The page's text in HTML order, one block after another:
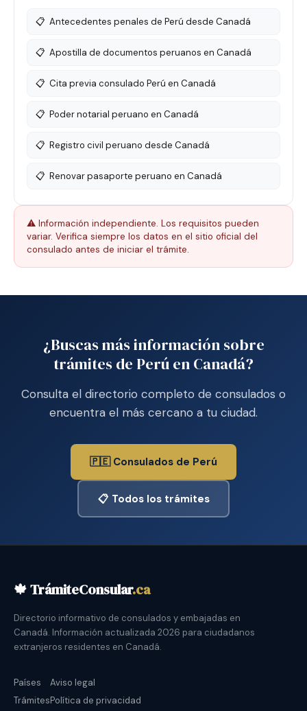
📋 Antecedentes penales de Perú desde Canadá
📋 Apostilla de documentos peruanos en Canadá
📋 Cita previa consulado Perú en Canadá
📋 Poder notarial peruano en Canadá
📋 Registro civil peruano desde Canadá
📋 Renovar pasaporte peruano en Canadá
⚠️ Información independiente. Los requisitos pueden
variar. Verifica siempre los datos en el sitio oficial del
consulado antes de iniciar el trámite.
¿Buscas más información sobre
trámites de Perú en Canadá?
Consulta el directorio completo de consulados o
encuentra el más cercano a tu ciudad.
🇵🇪 Consulados de Perú
📋 Todos los trámites
🍁 TrámiteConsular.ca
Directorio informativo de consulados y embajadas en
Canadá. Información actualizada 2026 para ciudadanos
extranjeros residentes en Canadá.
Países
Trámites
Aviso legal
Política de privacidad